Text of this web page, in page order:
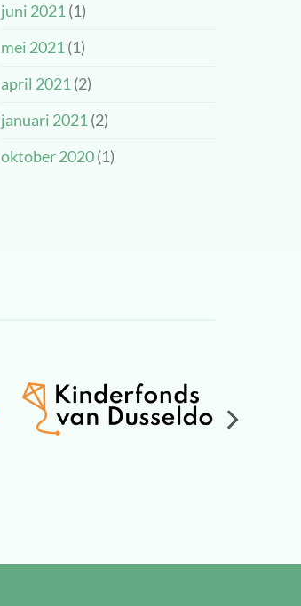
juni 2021 (1)
mei 2021 (1)
april 2021 (2)
januari 2021 (2)
oktober 2020(1)